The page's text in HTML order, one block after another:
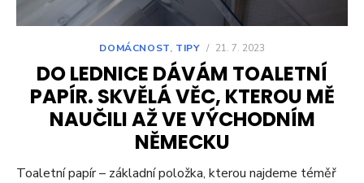
DOMÁCNOST, TIPY / 21. 7. 2023
DO LEDNICE DÁVÁM TOALETNÍ
PAPÍR. SKVĚLÁ VĚC, KTEROU MĚ
NAUČILI AŽ VE VÝCHODNÍM
NĚMECKU
Toaletní papír – základní položka, kterou najdeme téměř